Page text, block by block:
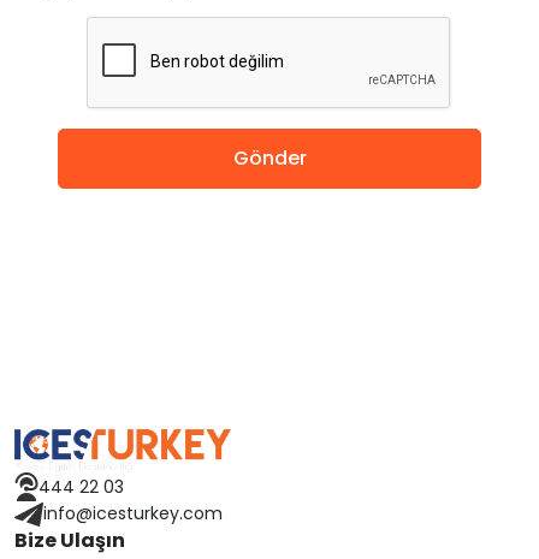
İngiltere
Amerika
Avusturya
Finlandiya
Gönder
444 22 03
info@icesturkey.com
Bize Ulaşın